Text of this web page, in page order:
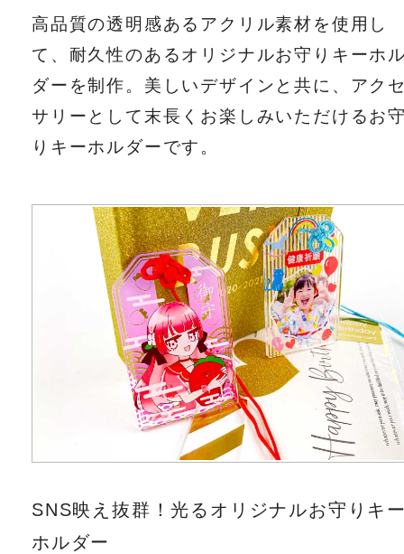
高品質の透明感あるアクリル素材を使用し
て、耐久性のあるオリジナルお守りキーホ
ダーを制作。美しいデザインと共に、アク
サリーとして末長くお楽しみいただけるお
りキーホルダーです。
SNS映え抜群！光るオリジナルお守りキ
ホルダー